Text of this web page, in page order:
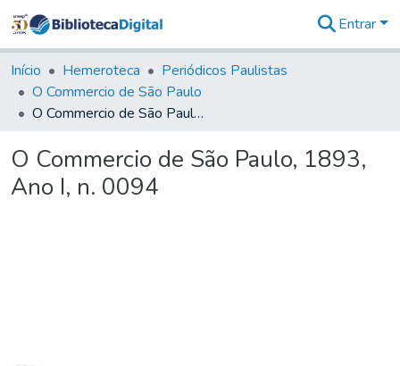
&
Coleções
Tudo na
Biblioteca
Estatísticas
Entrar
Início Hemeroteca
Periódicos Paulistas
O Commercio de São Paulo
O Commercio de São Paulo, 1893, Ano I, n. 0094
O Commercio de São Paulo, 1893,
Ano I, n. 0094